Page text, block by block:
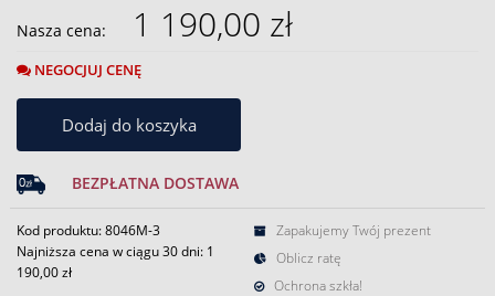
Nasza cena: 1 190,00 zł
NEGOCJUJ CENĘ
Dodaj do koszyka
BEZPŁATNA DOSTAWA
Kod produktu: 8046M-3
Najniższa cena w ciągu 30 dni: 1
190,00 zł
Zapakujemy Twój prezent
Oblicz ratę
Ochrona szkła!